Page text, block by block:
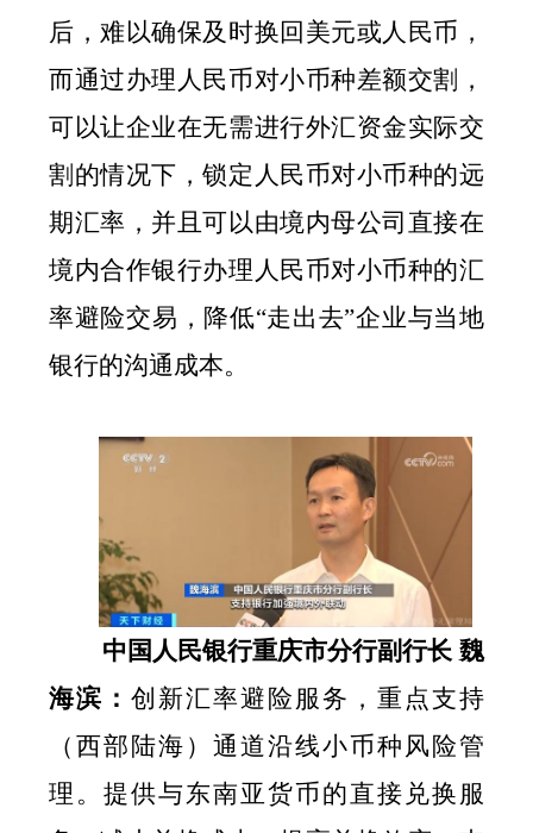
后，难以确保及时换回美元或人民币，
而通过办理人民币对小币种差额交割，
可以让企业在无需进行外汇资金实际交
割的情况下，锁定人民币对小币种的远
期汇率，并且可以由境内母公司直接在
境内合作银行办理人民币对小币种的汇
率避险交易，降低“走出去”企业与当地
银行的沟通成本。
中国人民银行重庆市分行副行长 魏
海滨： 创新汇率避险服务，重点支持
（西部陆海）通道沿线小币种风险管
理。提供与东南亚货币的直接兑换服